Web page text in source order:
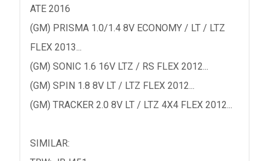
ATE 2016
(GM) PRISMA 1.0/1.4 8V ECONOMY / LT / LTZ
FLEX 2013...
(GM) SONIC 1.6 16V LTZ / RS FLEX 2012...
(GM) SPIN 1.8 8V LT / LTZ FLEX 2012...
(GM) TRACKER 2.0 8V LT / LTZ 4X4 FLEX 2012...
SIMILAR: